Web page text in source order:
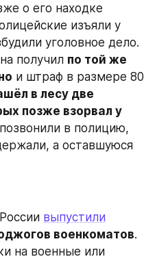
о его находке
изъяли у
уголовное дело.
получил по той же
и штраф в размере 80
в лесу две
позже взорвал у
в полицию,
а оставшуюся
выпустили
военкоматов.
на военные или